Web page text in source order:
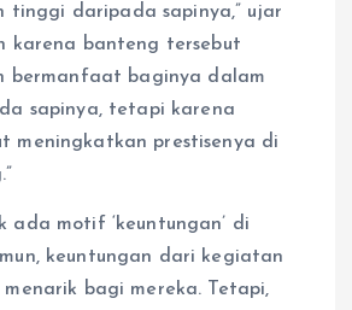
tinggi daripada sapinya,” ujar
karena banteng tersebut
bermanfaat baginya dalam
sapinya, tetapi karena
meningkatkan prestisenya di
ada motif ‘keuntungan’ di
keuntungan dari kegiatan
bagi mereka. Tetapi,